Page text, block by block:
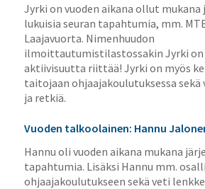
Jyrki on vuoden aikana ollut mukana
lukuisia seuran tapahtumia, mm.
Laajavuorta. Nimenhuudon
ilmoittautumistilastossakin Jyrki on
aktiivisuutta riittää! Jyrki on myös
taitojaan ohjaajakoulutuksessa
ja retkiä.
Vuoden talkoolainen: Hannu
Hannu oli vuoden aikana mukana
tapahtumia. Lisäksi Hannu mm.
ohjaajakoulutukseen sekä veti